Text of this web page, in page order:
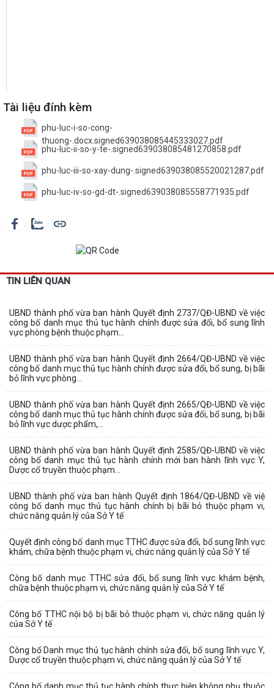
Tài liệu đính kèm
phu-luc-i-so-cong-
thuong-.docx.signed639038085445333027.pdf
phu-luc-ii-so-y-te-.signed639038085481270858.pdf
phu-luc-iii-so-xay-dung-.signed639038085520021287.pdf
phu-luc-iv-so-gd-dt-.signed639038085558771935.pdf
TIN LIÊN QUAN
UBND thành phố vừa ban hành Quyết định 2737/QĐ-UBND về việc
công bố danh mục thủ tục hành chính được sửa đổi, bổ sung lĩnh
vực phòng bệnh thuộc phạm...
UBND thành phố vừa ban hành Quyết định 2664/QĐ-UBND về việc
công bố danh mục thủ tục hành chính được sửa đổi, bổ sung, bị bãi
bỏ lĩnh vực phòng...
UBND thành phố vừa ban hành Quyết định 2665/QĐ-UBND về việc
công bố danh mục thủ tục hành chính được sửa đổi, bổ sung, bị bãi
bỏ lĩnh vực dược phẩm,...
UBND thành phố vừa ban hành Quyết định 2585/QĐ-UBND về việc
công bố danh mục thủ tục hành chính mới ban hành lĩnh vực Y,
Dược cổ truyền thuộc phạm...
UBND thành phố vừa ban hành Quyết định 1864/QĐ-UBND về việ
công bố danh mục thủ tục hành chính bị bãi bỏ thuộc phạm vi,
chức năng quản lý của Sở Y tế
Quyết định công bố danh mục TTHC được sửa đổi, bổ sung lĩnh vực
khám, chữa bệnh thuộc phạm vi, chức năng quản lý của Sở Y tế
Công bố danh mục TTHC sửa đổi, bổ sung lĩnh vực khám bệnh,
chữa bệnh thuộc phạm vi, chức năng quản lý của Sở Y tế
Công bố TTHC nội bộ bị bãi bỏ thuộc phạm vi, chức năng quản lý
của Sở Y tế
Công bố Danh mục thủ tục hành chính sửa đổi, bổ sung lĩnh vực Y,
Dược cổ truyền thuộc phạm vi, chức năng quản lý của Sở Y tế
Công bố danh mục thủ tục hành chính thực hiện không phụ thuộc